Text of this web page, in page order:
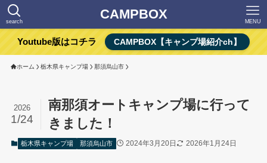
CAMPBOX
search MENU
Youtube版はコチラ CAMPBOX【キャンプ場紹介ch】
ホーム 栃木県キャンプ場 那須烏山市
南那須オートキャンプ場に行って
きました！
2026
1/24
栃木県キャンプ場 那須烏山市 2024年3月20日 2026年1月24日